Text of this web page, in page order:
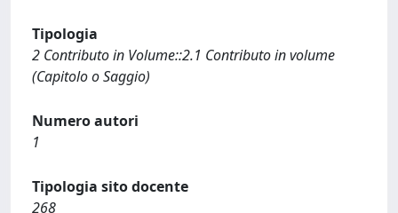
Tipologia
2 Contributo in Volume::2.1 Contributo in volume
(Capitolo o Saggio)
Numero autori
1
Tipologia sito docente
268